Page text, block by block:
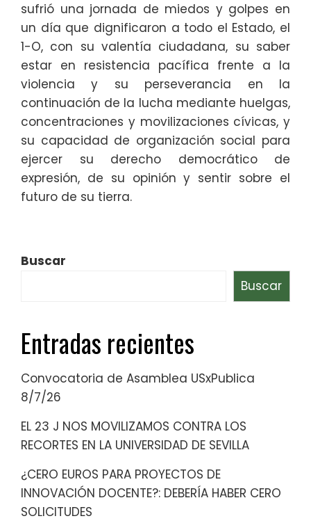
sufrió una jornada de miedos y golpes en
un día que dignificaron a todo el Estado, el
1-O, con su valentía ciudadana, su saber
estar en resistencia pacífica frente a la
violencia y su perseverancia en la
continuación de la lucha mediante huelgas,
concentraciones y movilizaciones cívicas, y
su capacidad de organización social para
ejercer su derecho democrático de
expresión, de su opinión y sentir sobre el
futuro de su tierra.
Buscar
Buscar
Entradas recientes
Convocatoria de Asamblea USxPublica
8/7/26
EL 23 J NOS MOVILIZAMOS CONTRA LOS
RECORTES EN LA UNIVERSIDAD DE SEVILLA
¿CERO EUROS PARA PROYECTOS DE
INNOVACIÓN DOCENTE?: DEBERÍA HABER CERO
SOLICITUDES